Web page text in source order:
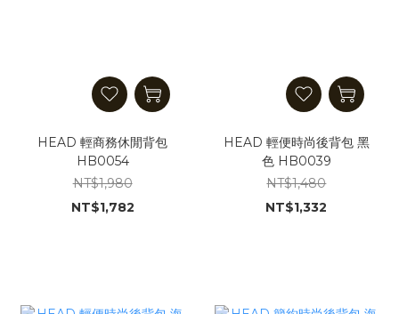
HEAD 輕商務休閒背包
HB0054
NT$1,980
NT$1,782
HEAD 輕便時尚後背包 黑
色 HB0039
NT$1,480
NT$1,332